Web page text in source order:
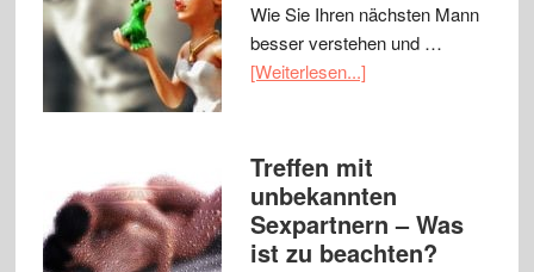
Wie Sie Ihren nächsten Mann
besser verstehen und …
[Weiterlesen...]
Treffen mit
unbekannten
Sexpartnern – Was
ist zu beachten?